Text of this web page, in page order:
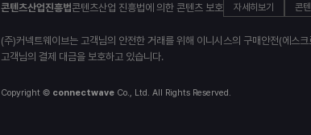
콘텐츠산업진흥법콘텐츠산업 진흥법에 의한 콘텐츠 보호 자세히보기 콘
(주)커넥트웨이브는 고객님의 안전한 거래를 위해 이니시스의 구매안전(에스크
고객님의 결제 대금을 보호하고 있습니다.
Copyright © connectwave Co., Ltd. All Rights Reserved.